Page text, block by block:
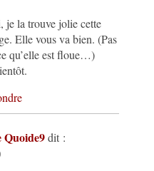
je la trouve jolie cette
Elle vous va bien. (Pas
qu’elle est floue…)
Quoide9 dit :